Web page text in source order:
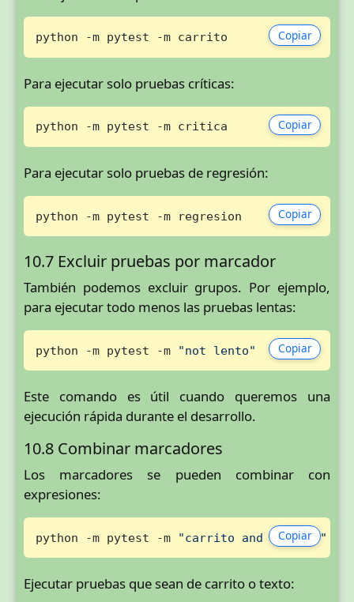
Copiar
python -m pytest -m carrito
Para ejecutar solo pruebas críticas:
Copiar
python -m pytest -m critica
Para ejecutar solo pruebas de regresión:
Copiar
python -m pytest -m regresion
10.7 Excluir pruebas por marcador
También podemos excluir grupos. Por ejemplo,
para ejecutar todo menos las pruebas lentas:
Copiar
python -m pytest -m "not lento"
Este comando es útil cuando queremos una
ejecución rápida durante el desarrollo.
10.8 Combinar marcadores
Los marcadores se pueden combinar con
expresiones:
Copiar
python -m pytest -m "carrito and critica"
Ejecutar pruebas que sean de carrito o texto: